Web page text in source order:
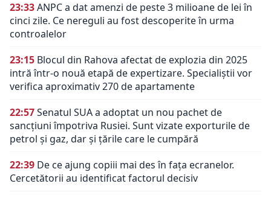
23:33ANPC a dat amenzi de peste 3 milioane de lei în
cinci zile. Ce nereguli au fost descoperite în urma
controalelor
23:15 Blocul din Rahova afectat de explozia din 2025
intră într-o nouă etapă de expertizare. Specialiștii vor
verifica aproximativ 270 de apartamente
22:57Senatul SUA a adoptat un nou pachet de
sancțiuni împotriva Rusiei. Sunt vizate exporturile de
petrol și gaz, dar și țările care le cumpără
22:39 De ce ajung copiii mai des în fața ecranelor.
Cercetătorii au identificat factorul decisiv